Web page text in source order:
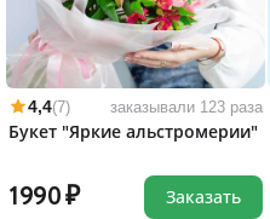
4,4(7) заказывали 123 раза
Букет "Яркие альстромерии"
1990 Заказать